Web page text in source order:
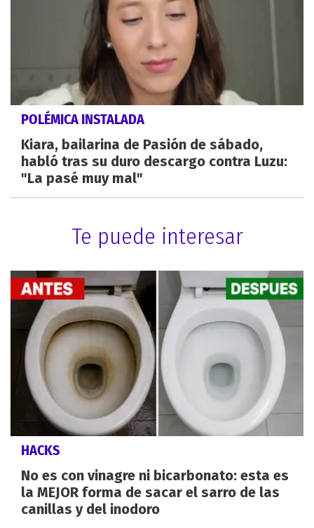
POLÉMICA INSTALADA
Kiara, bailarina de Pasión de sábado,
habló tras su duro descargo contra Luzu:
"La pasé muy mal"
Te puede interesar
HACKS
No es con vinagre ni bicarbonato: esta es
la MEJOR forma de sacar el sarro de las
canillas y del inodoro